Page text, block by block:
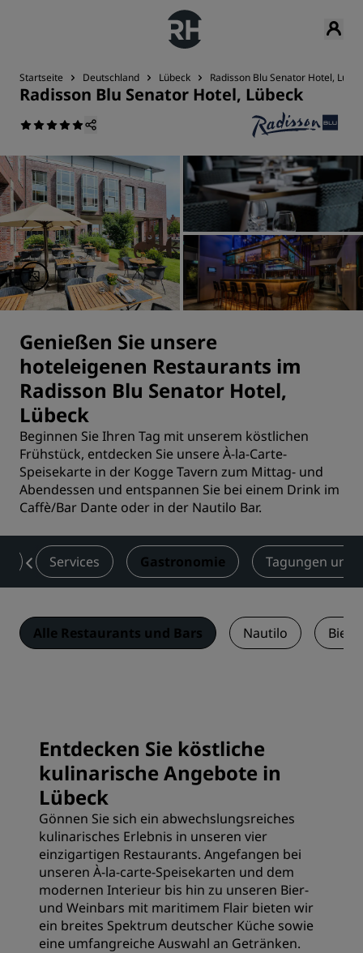
Startseite Deutschland Lübeck Radisson Blu Senator Hotel,
Radisson Blu Senator Hotel, Lübeck
Genießen Sie unsere
hoteleigenen Restaurants im
Radisson Blu Senator Hotel,
Lübeck
Beginnen Sie Ihren Tag mit unserem köstlichen
Frühstück, entdecken Sie unsere À-la-Carte-
Speisekarte in der Kogge Tavern zum Mittag- und
Abendessen und entspannen Sie bei einem Drink im
Caffè/Bar Dante oder in der Nautilo Bar.
Services Gastronomie Tagungen und
Alle Restaurants und Bars Nautilo Bier-
Entdecken Sie köstliche
kulinarische Angebote in
Lübeck
Gönnen Sie sich ein abwechslungsreiches
kulinarisches Erlebnis in unseren vier
einzigartigen Restaurants. Angefangen bei
unseren À-la-carte-Speisekarten und dem
modernen Interieur bis hin zu unseren Bier-
und Weinbars mit maritimem Flair bieten wir
ein breites Spektrum deutscher Küche sowie
eine umfangreiche Auswahl an Getränken.